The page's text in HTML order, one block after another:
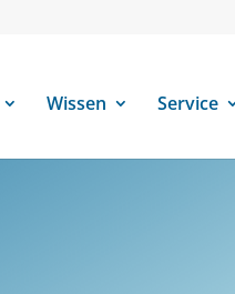
Wissen Service